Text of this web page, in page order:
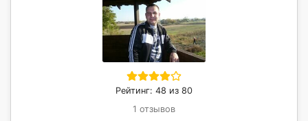
Рейтинг: 48 из 80
1 отзывов